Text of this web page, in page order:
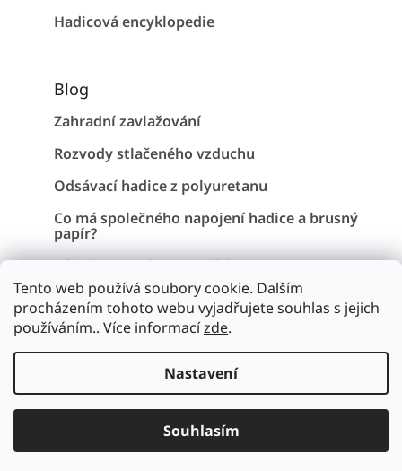
Tento web používá soubory cookie. Dalším
procházením tohoto webu vyjadřujete souhlas s jejich
používáním.. Více informacízde.
Nastavení
Souhlasím
Hadicová encyklopedie
Blog
Zahradní zavlažování
Rozvody stlačeného vzduchu
Odsávací hadice z polyuretanu
Co má společného napojení hadice a brusný
papír?
Záhadu Stonehenge vyřešena !
Copyright 2026Hadice a pryž. Všechna práva vyhrazena.
Upravit nastavení cookies